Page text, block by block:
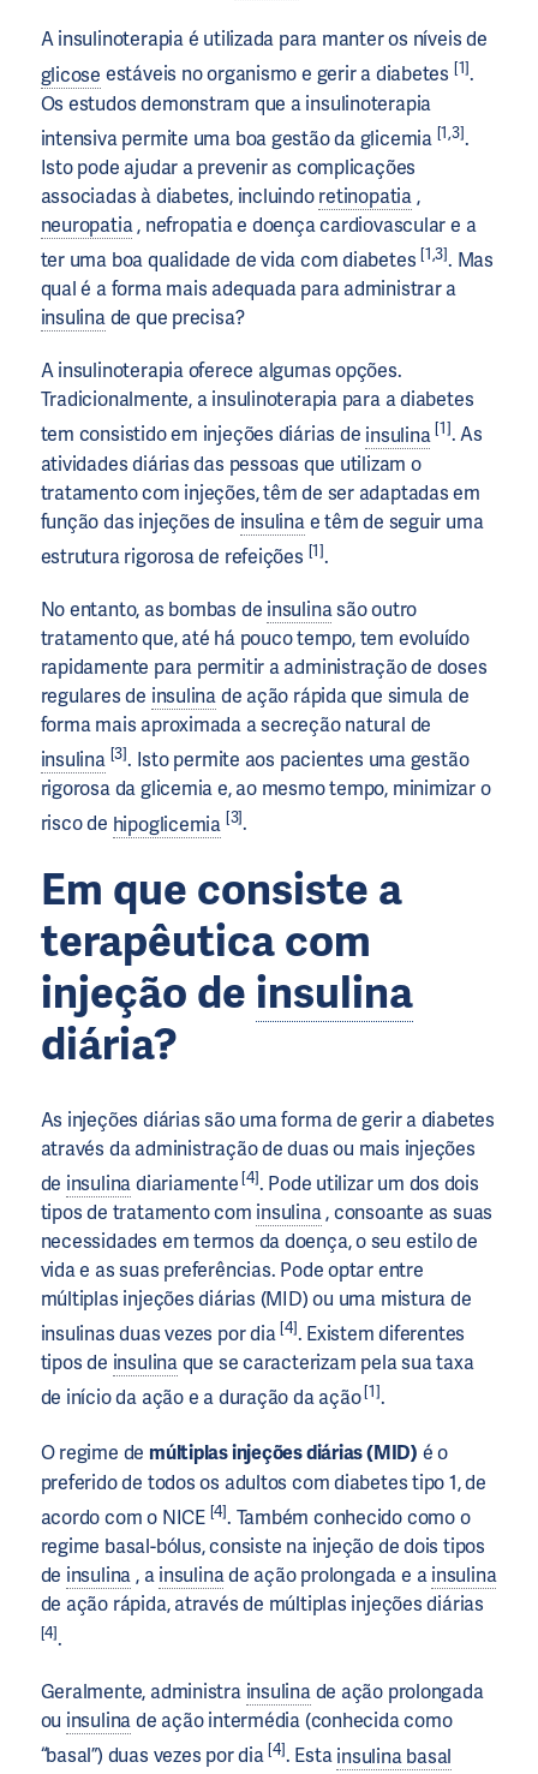
A insulinoterapia é utilizada para manter os níveis de
glicose estáveis no organismo e gerir a diabetes [1].
Os estudos demonstram que a insulinoterapia
intensiva permite uma boa gestão da glicemia [1,3].
Isto pode ajudar a prevenir as complicações
associadas à diabetes, incluindoretinopatia,
neuropatia, nefropatia e doença cardiovascular e a
ter uma boa qualidade de vida com diabetes[1,3]. Mas
qual é a forma mais adequada para administrar a
insulinade que precisa?
A insulinoterapia oferece algumas opções.
Tradicionalmente, a insulinoterapia para a diabetes
tem consistido em injeções diárias de insulina [1]. As
atividades diárias das pessoas que utilizam o
tratamento com injeções, têm de ser adaptadas em
função das injeções de insulina e têm de seguir uma
estrutura rigorosa de refeições [1].
No entanto, as bombas de insulinasão outro
tratamento que, até há pouco tempo, tem evoluído
rapidamente para permitir a administração de doses
regulares de insulinade ação rápida que simula de
forma mais aproximada a secreção natural de
insulina [3]. Isto permite aos pacientes uma gestão
rigorosa da glicemia e, ao mesmo tempo, minimizar o
risco de hipoglicemia [3].
Em que consiste a
terapêutica com
injeção de insulina
diária?
As injeções diárias são uma forma de gerir a diabetes
através da administração de duas ou mais injeções
de insulinadiariamente[4]. Pode utilizar um dos dois
tipos de tratamento com insulina, consoante as suas
necessidades em termos da doença, o seu estilo de
vida e as suas preferências. Pode optar entre
múltiplas injeções diárias (MID) ou uma mistura de
insulinas duas vezes por dia[4]. Existem diferentes
tipos de insulinaque se caracterizam pela sua taxa
de início da ação e a duração da ação[1].
O regime de múltiplas injeções diárias (MID) é o
preferido de todos os adultos com diabetes tipo 1, de
acordo com o NICE [4]. Também conhecido como o
regime basal-bólus, consiste na injeção de dois tipos
de insulina, ainsulinade ação prolongada e ainsulina
de ação rápida, através de múltiplas injeções diárias
[4].
Geralmente, administra insulina de ação prolongada
ou insulinade ação intermédia (conhecida como
“basal”) duas vezes por dia[4]. Estainsulina basal